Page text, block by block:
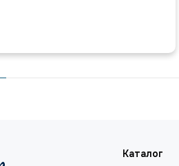
и даже есть подарочек, очень
команде!
Каталог